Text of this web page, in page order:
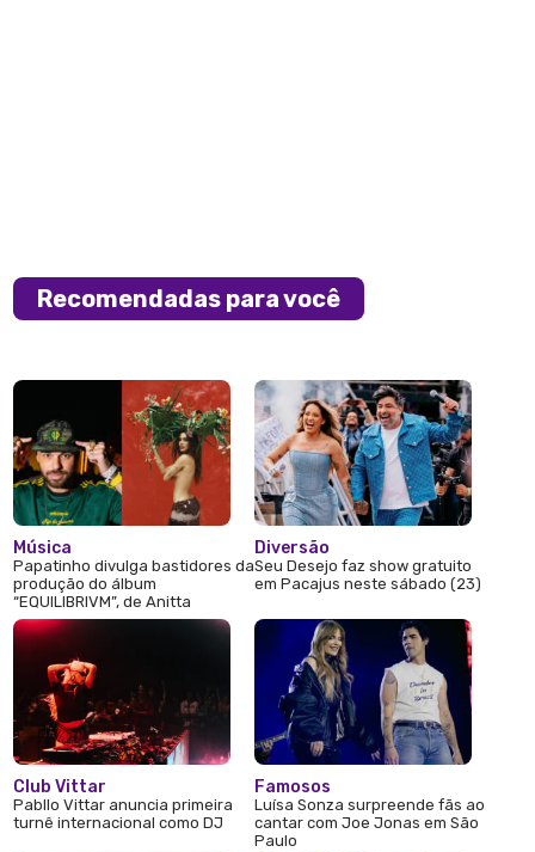
Recomendadas para você
Música
Papatinho divulga bastidores da
produção do álbum
“EQUILIBRIVM”, de Anitta
Club Vittar
Pabllo Vittar anuncia primeira
turnê internacional como DJ
Diversão
Seu Desejo faz show gratuito
em Pacajus neste sábado (23)
Famosos
Luísa Sonza surpreende fãs ao
cantar com Joe Jonas em São
Paulo